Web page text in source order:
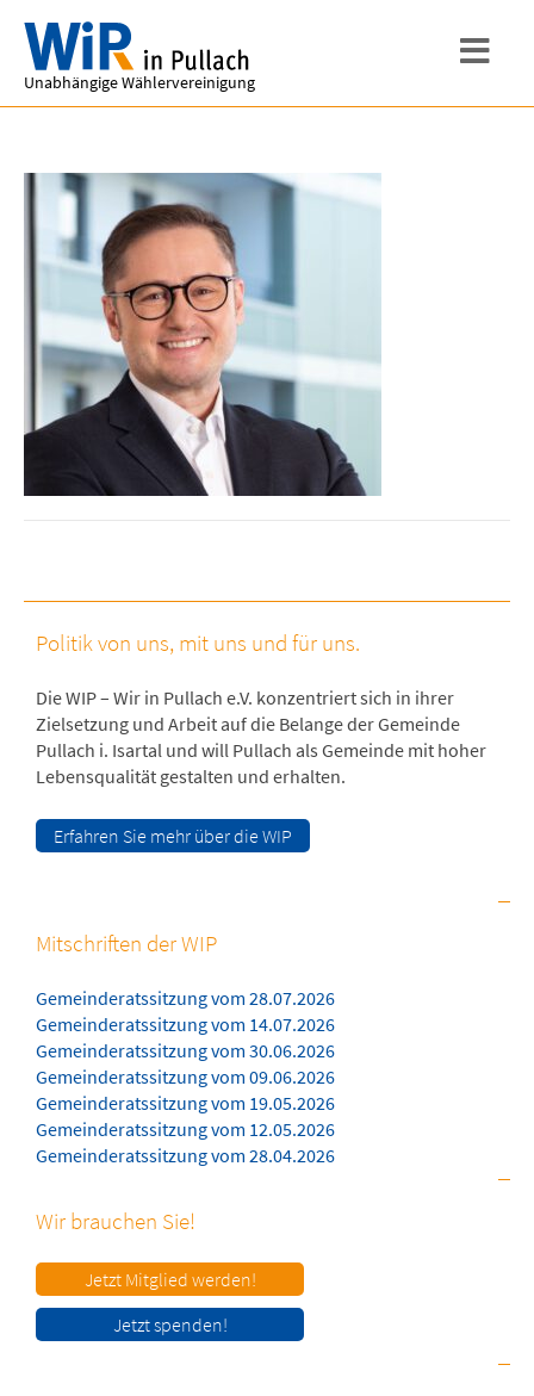
Unabhängige Wählervereinigung
Politik von uns, mit uns und für uns.
Die WIP – Wir in Pullach e.V. konzentriert sich in ihrer
Zielsetzung und Arbeit auf die Belange der Gemeinde
Pullach i. Isartal und will Pullach als Gemeinde mit hoher
Lebensqualität gestalten und erhalten.
Erfahren Sie mehr über die WIP
Mitschriften der WIP
Gemeinderatssitzung vom 28.07.2026
Gemeinderatssitzung vom 14.07.2026
Gemeinderatssitzung vom 30.06.2026
Gemeinderatssitzung vom 09.06.2026
Gemeinderatssitzung vom 19.05.2026
Gemeinderatssitzung vom 12.05.2026
Gemeinderatssitzung vom 28.04.2026
Wir brauchen Sie!
Jetzt Mitglied werden!
Jetzt spenden!